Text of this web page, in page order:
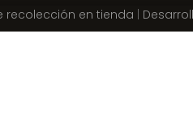
recolección en tienda |